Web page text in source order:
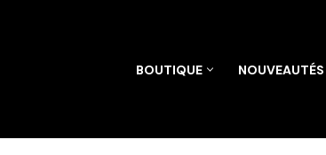
BOUTIQUE NOUVEAUTÉS